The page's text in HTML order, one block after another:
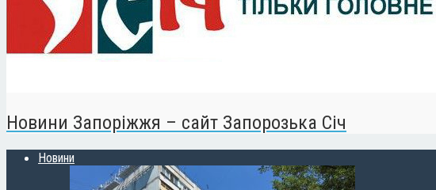
Новини Запоріжжя – сайт Запорозька Січ
Новини